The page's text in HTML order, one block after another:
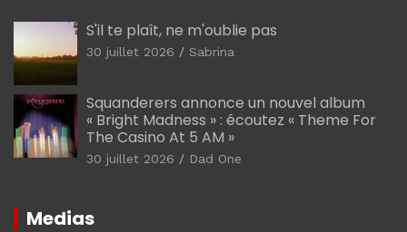
S'il te plaît, ne m'oublie pas
30 juillet 2026 Sabrina
Squanderers annonce un nouvel album
« Bright Madness » : écoutez « Theme For
The Casino At 5 AM »
30 juillet 2026 Dad One
Medias